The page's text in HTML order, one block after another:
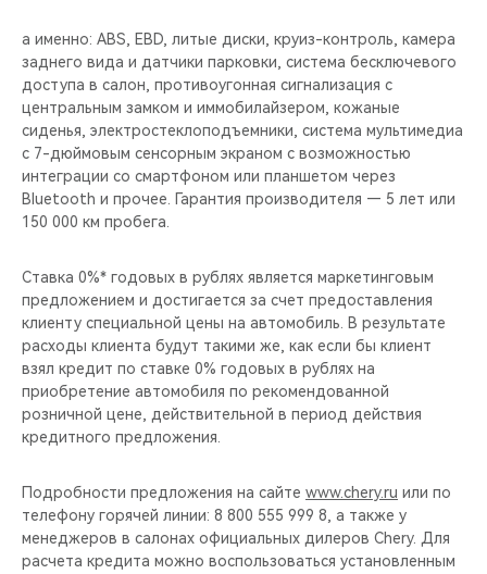
а именно: ABS, EBD, литые диски, круиз-контроль, камера
заднего вида и датчики парковки, система бесключевого
доступа в салон, противоугонная сигнализация с
центральным замком и иммобилайзером, кожаные
сиденья, электростеклоподъемники, система мультимедиа
с 7-дюймовым сенсорным экраном c возможностью
интеграции со смартфоном или планшетом через
Bluetooth и прочее. Гарантия производителя — 5 лет или
150 000 км пробега.
Ставка 0%* годовых в рублях является маркетинговым
предложением и достигается за счет предоставления
клиенту специальной цены на автомобиль. В результате
расходы клиента будут такими же, как если бы клиент
взял кредит по ставке 0% годовых в рублях на
приобретение автомобиля по рекомендованной
розничной цене, действительной в период действия
кредитного предложения.
Подробности предложения на сайте www.chery.ru или по
телефону горячей линии: 8 800 555 999 8, а также у
менеджеров в салонах официальных дилеров Chery. Для
расчета кредита можно воспользоваться установленным